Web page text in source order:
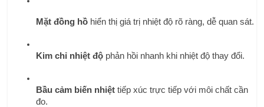
Mặt đồng hồ hiển thị giá trị nhiệt độ rõ ràng, dễ quan sát.
Kim chỉ nhiệt độ phản hồi nhanh khi nhiệt độ thay đổi.
Bầu cảm biến nhiệt tiếp xúc trực tiếp với môi chất cần
đo.